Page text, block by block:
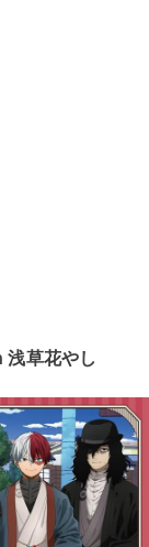
草花やし